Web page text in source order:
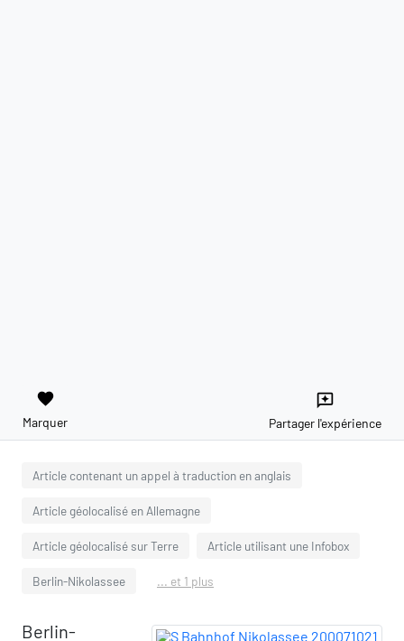
favorite
Marquer
reviews
Partager l'expérience
Article contenant un appel à traduction en anglais
Article géolocalisé en Allemagne
Article géolocalisé sur Terre Article utilisant une Infobox
Berlin-Nikolassee ... et 1 plus
Berlin-